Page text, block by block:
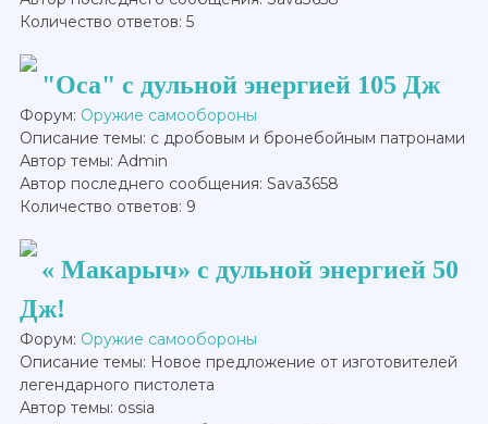
Количество ответов: 5
"Оса" с дульной энергией 105 Дж
Форум: Оружие самообороны
Описание темы: с дробовым и бронебойным патронами
Автор темы: Admin
Автор последнего сообщения: Sava3658
Количество ответов: 9
« Макарыч» с дульной энергией 50
Дж!
Форум: Оружие самообороны
Описание темы: Новое предложение от изготовителей
легендарного пистолета
Автор темы: ossia